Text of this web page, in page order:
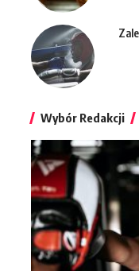
Wybór Redakcji